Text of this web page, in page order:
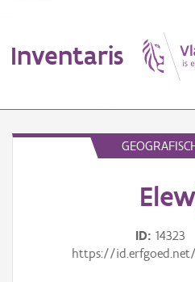
Inventaris
ID 14323
https://